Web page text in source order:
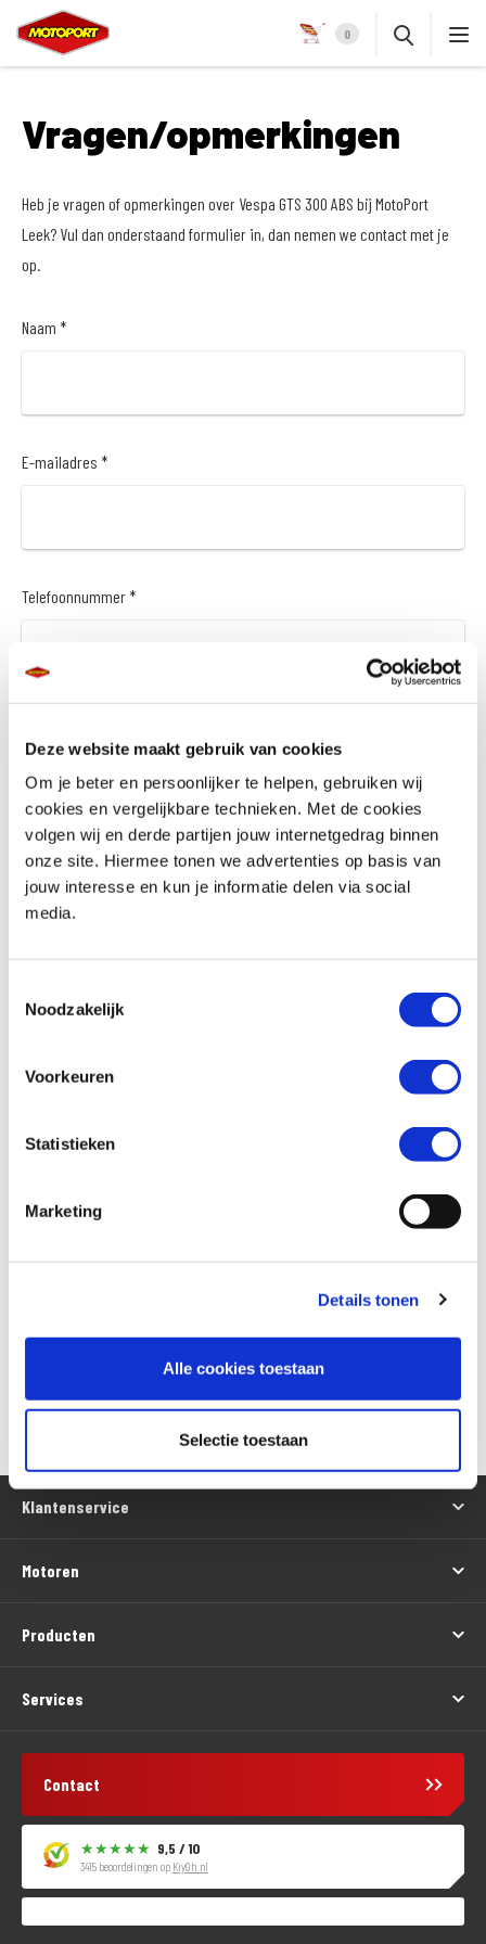
Deze website maakt gebruik van cookies
Om je beter en persoonlijker te helpen, gebruiken wij
cookies en vergelijkbare technieken. Met de cookies
volgen wij en derde partijen jouw internetgedrag binnen
onze site. Hiermee tonen we advertenties op basis van
jouw interesse en kun je informatie delen via social
media.
Noodzakelijk
Voorkeuren
Statistieken
Marketing
Details tonen
Alle cookies toestaan
Selectie toestaan
0
Vragen/opmerkingen
Heb je vragen of opmerkingen over Vespa GTS 300 ABS bij MotoPort
Leek? Vul dan onderstaand formulier in, dan nemen we contact met je
op.
Naam *
E-mailadres *
Telefoonnummer *
Wil je een financieringsaanbod *
Versturen
Klantenservice
Motoren
Producten
Services
Contact
9,5 / 10
3415 beoordelingen op KiyOh.nl